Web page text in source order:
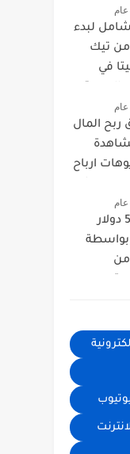
بخطوة !
عام
لبدء
من تيك
في
وأساليب
- فيديو
عام
ربح المال
ارباح
عام
ربح 50 دولار
بواسطة
من
| فيديو